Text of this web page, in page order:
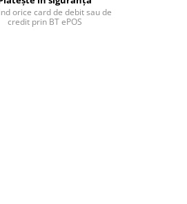
orice card de debit sau de
credit prin BT ePOS